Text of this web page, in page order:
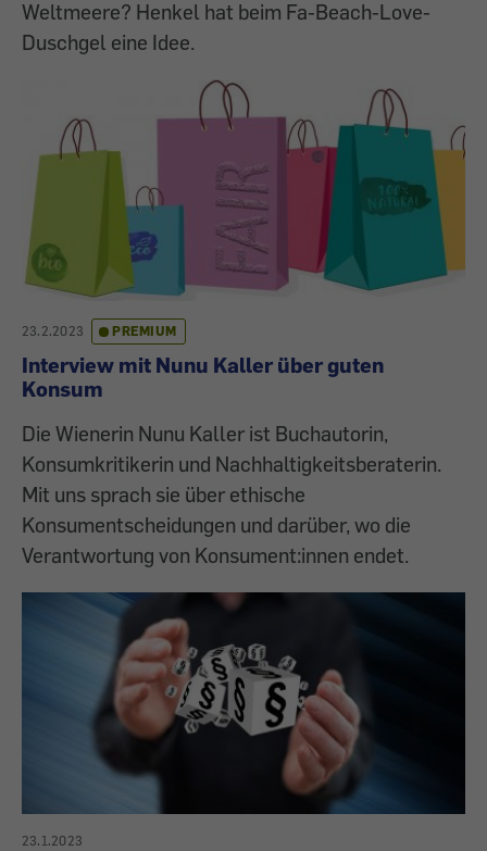
Weltmeere? Henkel hat beim Fa-Beach-Love-
Duschgel eine Idee.
23.2.2023 PREMIUM
Interview mit Nunu Kaller über guten
Konsum
Die Wienerin Nunu Kaller ist Buchautorin,
Konsumkritikerin und Nachhaltigkeitsberaterin.
Mit uns sprach sie über ethische
Konsumentscheidungen und darüber, wo die
Verantwortung von Konsument:innen endet.
23.1.2023